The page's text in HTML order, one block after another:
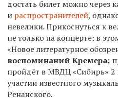
достать билет можно через
и распространителей,
невелики. Прикоснуться к
не только на концерте: в
«Новое литературное
воспоминаний Кремера;
пройдёт в МВДЦ «Сибирь» 2
участии известного
Ренанского.